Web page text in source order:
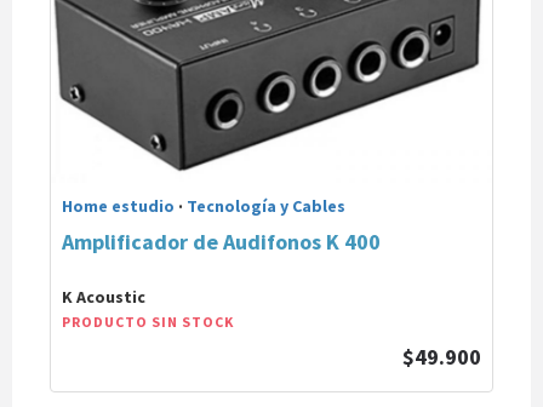
Home estudio · Tecnología y Cables
Amplificador de Audifonos K 400
K Acoustic
PRODUCTO SIN STOCK
$49.900